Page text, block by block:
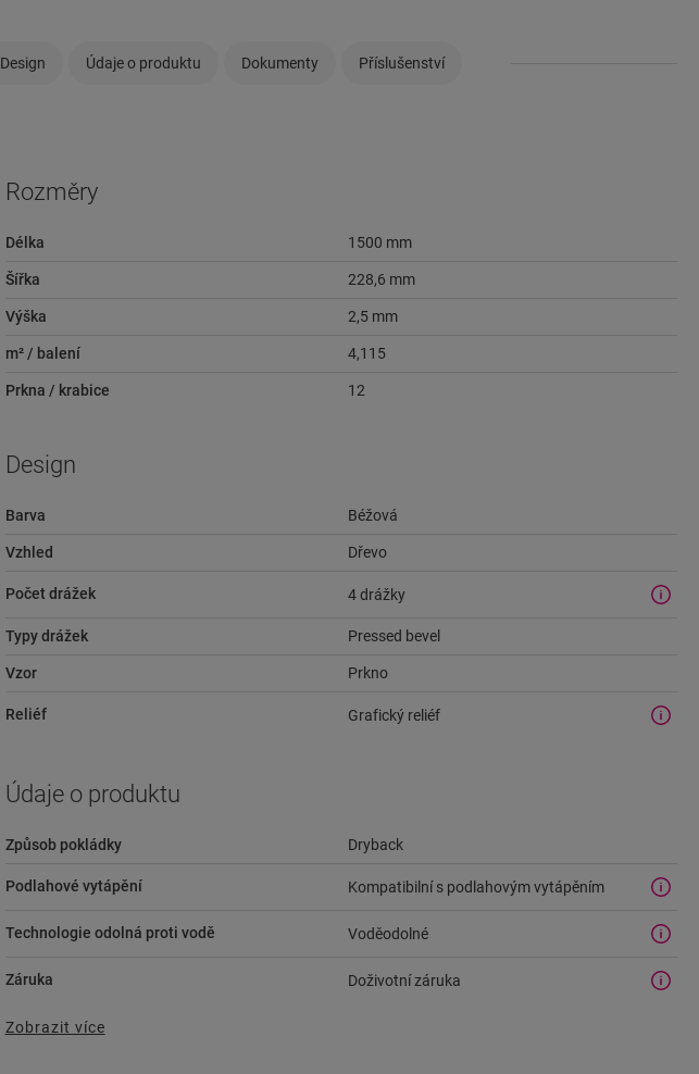
Design Údaje o produktu Dokumenty Příslušenství
Rozměry
Délka 1500 mm
Šířka 228,6 mm
Výška 2,5 mm
m² / balení 4,115
Prkna / krabice 12
Design
Barva Béžová
Vzhled Dřevo
Počet drážek 4 drážky
Typy drážek Pressed bevel
Vzor Prkno
Reliéf Grafický reliéf
Údaje o produktu
Způsob pokládky Dryback
Podlahové vytápění Kompatibilní s podlahovým vytápěním
Technologie odolná proti vodě Voděodolné
Záruka Doživotní záruka
Zobrazit více